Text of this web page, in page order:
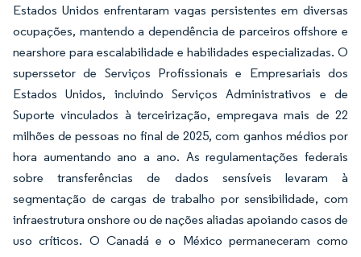
Estados Unidos enfrentaram vagas persistentes em diversas
ocupações, mantendo a dependência de parceiros offshore e
nearshore para escalabilidade e habilidades especializadas. O
superssetor de Serviços Profissionais e Empresariais dos
Estados Unidos, incluindo Serviços Administrativos e de
Suporte vinculados à terceirização, empregava mais de 22
milhões de pessoas no final de 2025, com ganhos médios por
hora aumentando ano a ano. As regulamentações federais
sobre transferências de dados sensíveis levaram à
segmentação de cargas de trabalho por sensibilidade, com
infraestrutura onshore ou de nações aliadas apoiando casos de
uso críticos. O Canadá e o México permaneceram como